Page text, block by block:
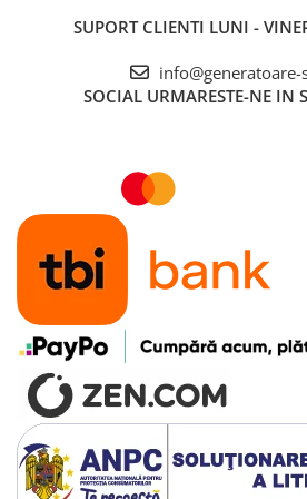
SUPORT CLIENTI LUNI -
SOCIAL URMARESTE-NE IN